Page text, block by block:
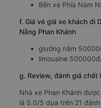
Bến xe Phía Nam
f. Giá vé giá xe khách đi
Nẵng Phan Khánh
giường nằm
limousine
g. Review, đánh giá chất
Nhà xe Phan Khánh
là 5.0/5 dựa trên 21